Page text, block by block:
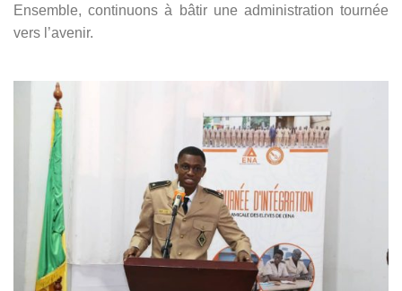
Ensemble, continuons à bâtir une administration tournée
vers l’avenir.